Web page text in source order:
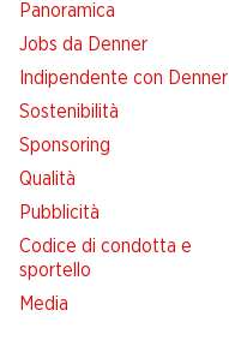
Panoramica
Jobs da Denner
Indipendente con Denner
Sostenibilità
Sponsoring
Qualità
Pubblicità
Codice di condotta e
sportello
Media